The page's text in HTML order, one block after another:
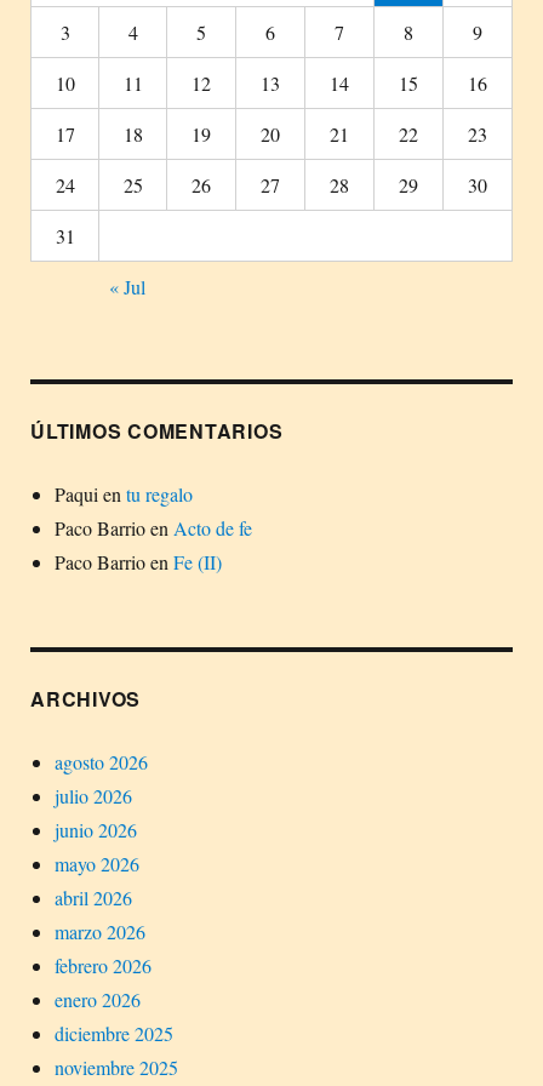
3
4 5 6 7 8
9
10
11 12 13 14 15
16
17
18 19 20 21 22
23
24
25 26 27 28 29
30
31
« Jul
ÚLTIMOS COMENTARIOS
Paqui en tu regalo
Paco Barrioen Acto de fe
Paco Barrioen Fe (II)
ARCHIVOS
agosto 2026
julio 2026
junio 2026
mayo 2026
abril 2026
marzo 2026
febrero 2026
enero 2026
diciembre 2025
noviembre 2025